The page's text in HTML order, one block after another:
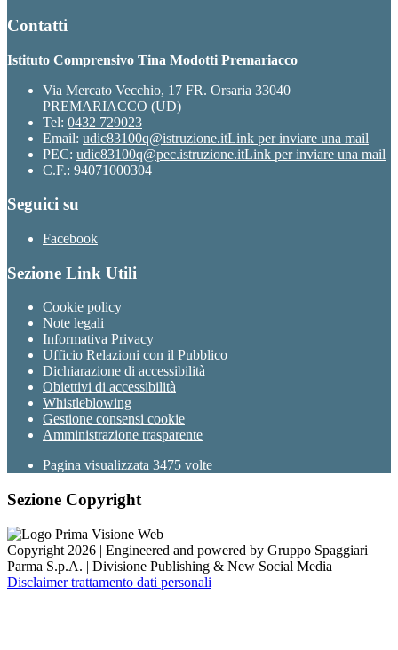
Contatti
Istituto Comprensivo Tina Modotti Premariacco
Via Mercato Vecchio, 17 FR. Orsaria 33040
PREMARIACCO (UD)
Tel: 0432 729023
Email: udic83100q@istruzione.itLink per inviare una mail
PEC: udic83100q@pec.istruzione.itLink per inviare una mail
C.F.: 94071000304
Seguici su
Facebook
Sezione Link Utili
Cookie policy
Note legali
Informativa Privacy
Ufficio Relazioni con il Pubblico
Dichiarazione di accessibilità
Obiettivi di accessibilità
Whistleblowing
Gestione consensi cookie
Amministrazione trasparente
Pagina visualizzata 3475 volte
Sezione Copyright
Copyright 2026 | Engineered and powered by Gruppo Spaggiari
Parma S.p.A. | Divisione Publishing & New Social Media
Disclaimer trattamento dati personali